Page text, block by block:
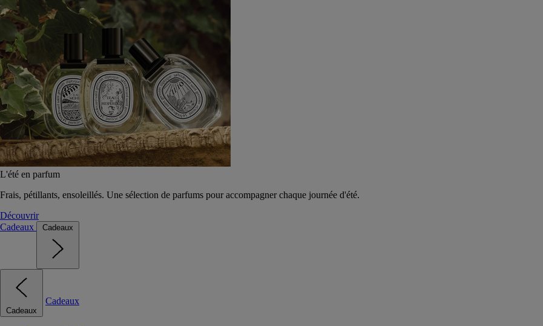
L'été en parfum
Frais, pétillants, ensoleillés. Une sélection de parfums pour accompagner chaque journée d'été.
Découvrir
Cadeaux
Cadeaux
Cadeaux
Cadeaux